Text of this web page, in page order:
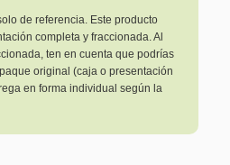
de referencia. Este producto
completa y fraccionada. Al
ten en cuenta que podrías
original (caja o presentación
en forma individual según la